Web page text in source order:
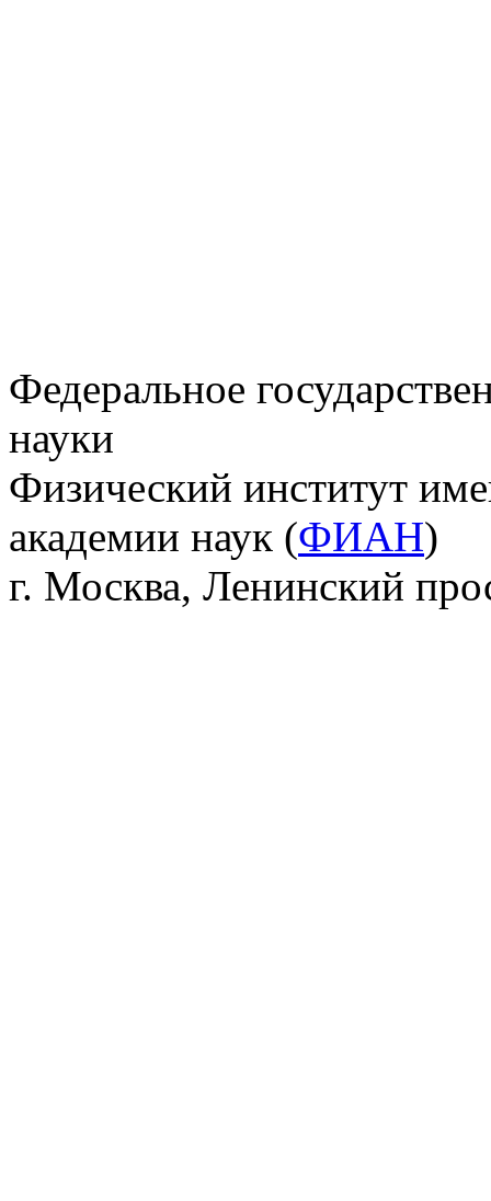
Федеральное
науки
Физический институт
академии наук (ФИАН)
г. Москва, Ленинский